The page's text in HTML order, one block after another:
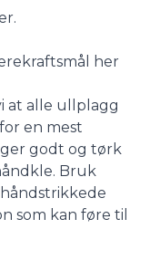
her
at alle ullplagg
en mest
godt og tørk
Bruk
som kan føre til